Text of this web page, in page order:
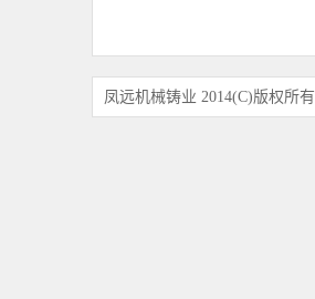
凤远机械铸业 2014(C)版权所有